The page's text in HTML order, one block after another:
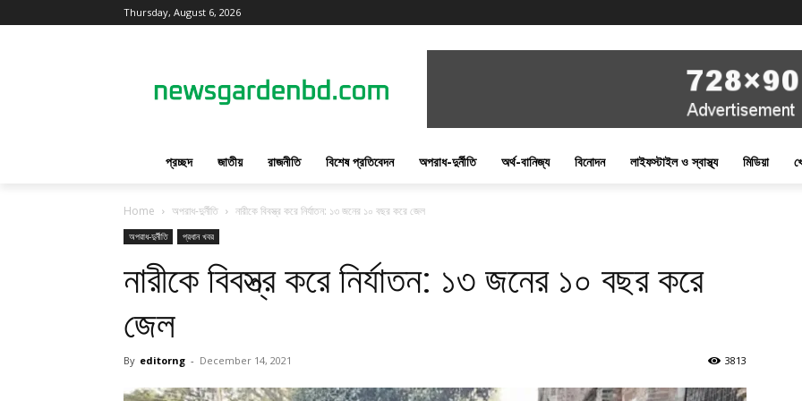
Thursday, August 6, 2026
প্রচ্ছদ জাতীয় রাজনীতি বিশেষ প্রতিবেদন অপরাধ-দুর্নীতি অর্থ-বানিজ্য বিনোদন লাইফস্টাইল ও স্বাস্থ্য মিডিয়া
Home অপরাধ-দুর্নীতি নারীকে বিবস্ত্র করে নির্যাতন: ১৩ জনের ১০ বছর করে জেল
অপরাধ-দুর্নীতি প্রধান খবর
নারীকে বিবস্ত্র করে নির্যাতন: ১৩ জনের ১০ বছর করে
জেল
By editorng - December 14, 2021 3813